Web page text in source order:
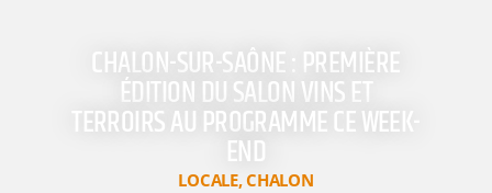
CHALON-SUR-SAÔNE : PREMIÈRE
ÉDITION DU SALON VINS ET
TERROIRS AU PROGRAMME CE WEEK-
END
LOCALE,CHALON